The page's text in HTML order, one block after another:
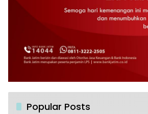
Popular Posts